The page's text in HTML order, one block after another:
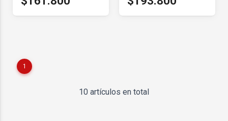
1
10 artículos en total